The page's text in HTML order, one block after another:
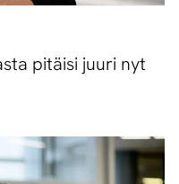
pitäisi juuri nyt